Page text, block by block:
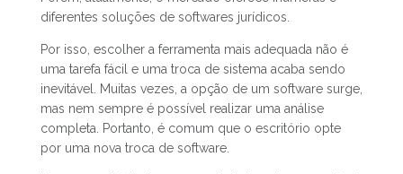
diferentes soluções de softwares jurídicos.
Por isso, escolher a ferramenta mais adequada não é
uma tarefa fácil e uma troca de sistema acaba sendo
inevitável. Muitas vezes, a opção de um software surge,
mas nem sempre é possível realizar uma análise
completa. Portanto, é comum que o escritório opte
por uma nova troca de software.